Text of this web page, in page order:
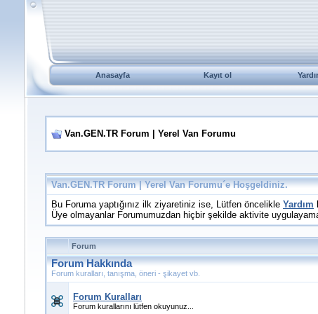
Anasayfa Kayıt ol
Van.GEN.TR Forum | Yerel Van Forumu
Van.GEN.TR Forum | Yerel Van Forumu´e Hoşgeldiniz.
Bu Foruma yaptığınız ilk ziyaretiniz ise, Lütfen öncelikle Yardım
Üye olmayanlar Forumumuzdan hiçbir şekilde aktivite
Forum
Forum Hakkında
Forum kuralları, tanışma, öneri - şikayet vb.
Forum Kuralları
Forum kurallarını lütfen okuyunuz...